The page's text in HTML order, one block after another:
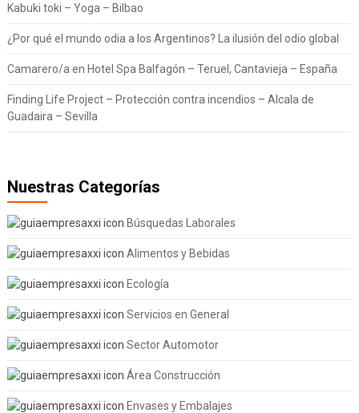
Kabuki toki – Yoga – Bilbao
¿Por qué el mundo odia a los Argentinos? La ilusión del odio global
Camarero/a en Hotel Spa Balfagón – Teruel, Cantavieja – España
Finding Life Project – Protección contra incendios – Alcala de
Guadaira – Sevilla
Nuestras Categorías
Búsquedas Laborales
Alimentos y Bebidas
Ecología
Servicios en General
Sector Automotor
Área Construcción
Envases y Embalajes